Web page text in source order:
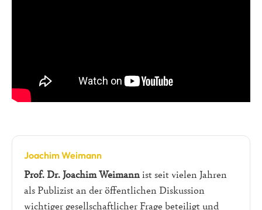
Joachim Weimann
Prof. Dr. Joachim Weimannist seit vielen Jahren
als Publizist an der öffentlichen Diskussion
wichtiger gesellschaftlicher Frage beteiligt und